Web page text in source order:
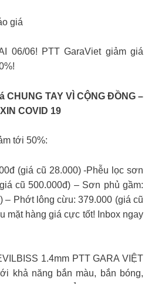
giá
06/06! PTT GaraViet giảm giá
TAY VÌ CỘNG ĐỒNG –
COVID 19
tới 50%:
(giá cũ 28.000) -Phễu lọc sơn
cũ 500.000đ) – Sơn phủ gầm:
– Phớt lông cừu: 379.000 (giá cũ
mặt hàng giá cực tốt! Inbox ngay
1.4mm PTT GARA VIỆT
khả năng bắn màu, bắn bóng,